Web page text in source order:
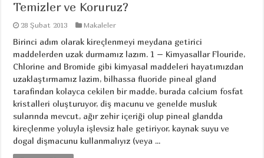
Temizler ve Koruruz?
28 Şubat 2013 Makaleler
Birinci adım olarak kireçlenmeyi meydana getirici
maddelerden uzak durmamız lazım. 1 – Kimyasallar Flouride,
Chlorine and Bromide gibi kimyasal maddeleri hayatımızdan
uzaklaştırmamız lazim, bilhassa fluoride pineal gland
tarafindan kolayca cekilen bir madde, burada calcium fosfat
kristalleri oluşturuyor, diş macunu ve genelde musluk
sularında mevcut, ağır zehir içeriği olup pineal glandda
kireçlenme yoluyla işlevsiz hale getiriyor, kaynak suyu ve
dogal dişmacunu kullanmalıyız (veya ...